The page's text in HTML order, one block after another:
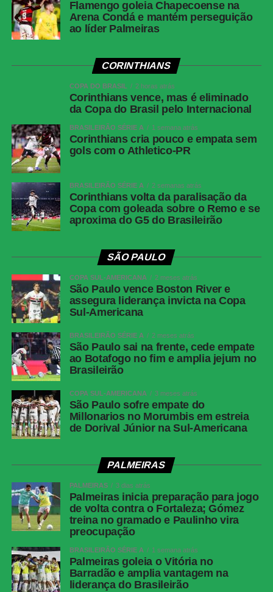
Flamengo goleia Chapecoense na
Arena Condá e mantém perseguição
ao líder Palmeiras
CORINTHIANS
COPA DO BRASIL 2 horas atrás
Corinthians vence, mas é eliminado
da Copa do Brasil pelo Internacional
BRASILEIRÃO SÉRIE A 1 semana atrás
Corinthians cria pouco e empata sem
gols com o Athletico-PR
BRASILEIRÃO SÉRIE A 2 semanas atrás
Corinthians volta da paralisação da
Copa com goleada sobre o Remo e se
aproxima do G5 do Brasileirão
SÃO PAULO
COPA SUL-AMERICANA 2 meses atrás
São Paulo vence Boston River e
assegura liderança invicta na Copa
Sul-Americana
BRASILEIRÃO SÉRIE A 2 meses atrás
São Paulo sai na frente, cede empate
ao Botafogo no fim e amplia jejum no
Brasileirão
COPA SUL-AMERICANA 3 meses atrás
São Paulo sofre empate do
Millonarios no Morumbis em estreia
de Dorival Júnior na Sul-Americana
PALMEIRAS
PALMEIRAS 3 dias atrás
Palmeiras inicia preparação para jogo
de volta contra o Fortaleza; Gómez
treina no gramado e Paulinho vira
preocupação
BRASILEIRÃO SÉRIE A 1 semana atrás
Palmeiras goleia o Vitória no
Barradão e amplia vantagem na
liderança do Brasileirão